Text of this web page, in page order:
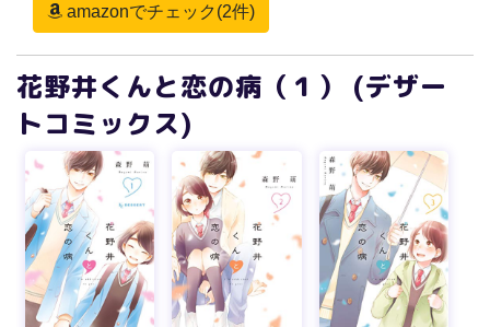
amazonでチェック(2件)
花野井くんと恋の病（１） (デザー
トコミックス)